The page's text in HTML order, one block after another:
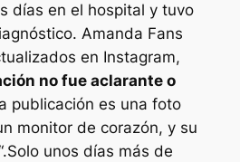
días en el hospital y tuvo
Amanda Fans
en Instagram,
no fue aclarante o
publicación es una foto
monitor de corazón, y su
Solo unos días más de